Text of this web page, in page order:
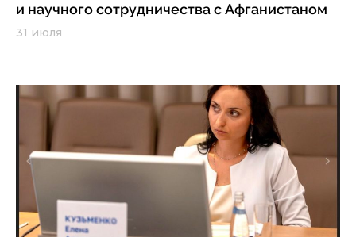
и научного сотрудничества с Афганистаном
31 июля